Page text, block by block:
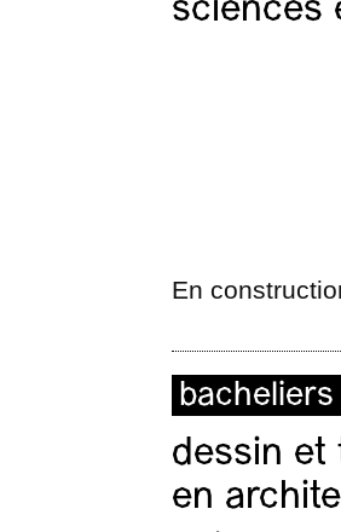
sciences
En
dessin et
en